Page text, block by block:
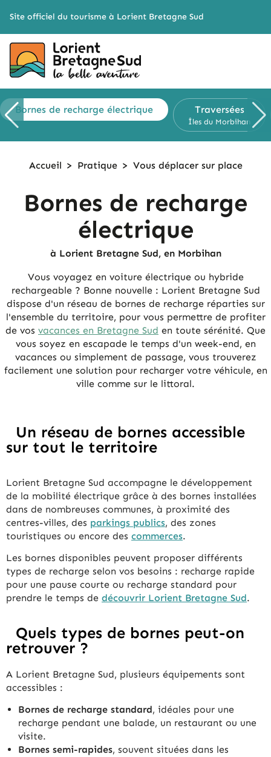
Site officiel du tourisme à Lorient Bretagne Sud
Bornes de recharge électrique Traversées
Îles du Morbihan
Accueil > Pratique > Vous déplacer sur place
Bornes de recharge
électrique
à Lorient Bretagne Sud, en Morbihan
Vous voyagez en voiture électrique ou hybride
rechargeable ? Bonne nouvelle : Lorient Bretagne Sud
dispose d'un réseau de bornes de recharge réparties sur
l'ensemble du territoire, pour vous permettre de profiter
de vos vacances en Bretagne Sud en toute sérénité. Que
vous soyez en escapade le temps d'un week-end, en
vacances ou simplement de passage, vous trouverez
facilement une solution pour recharger votre véhicule, en
ville comme sur le littoral.
Un réseau de bornes accessible
sur tout le territoire
Lorient Bretagne Sud accompagne le développement
de la mobilité électrique grâce à des bornes installées
dans de nombreuses communes, à proximité des
centres-villes, des parkings publics, des zones
touristiques ou encore des commerces.
Les bornes disponibles peuvent proposer différents
types de recharge selon vos besoins : recharge rapide
pour une pause courte ou recharge standard pour
prendre le temps de découvrir Lorient Bretagne Sud.
Quels types de bornes peut-on
retrouver ?
A Lorient Bretagne Sud, plusieurs équipements sont
accessibles :
Bornes de recharge standard, idéales pour une
recharge pendant une balade, un restaurant ou une
visite.
Bornes semi-rapides, souvent situées dans les